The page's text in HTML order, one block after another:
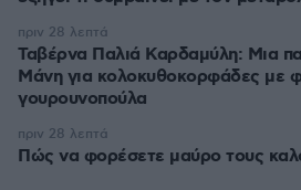
Ταβέρνα Παλιά Καρδαμύλη: Μια
Μάνη για κολοκυθοκορφάδες με
γουρουνοπούλα
πριν 28 λεπτά
Πώς να φορέσετε μαύρο τους
πριν 28 λεπτά